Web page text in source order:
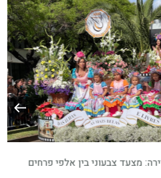
מצעד צבעוני בין אלפי פרחים